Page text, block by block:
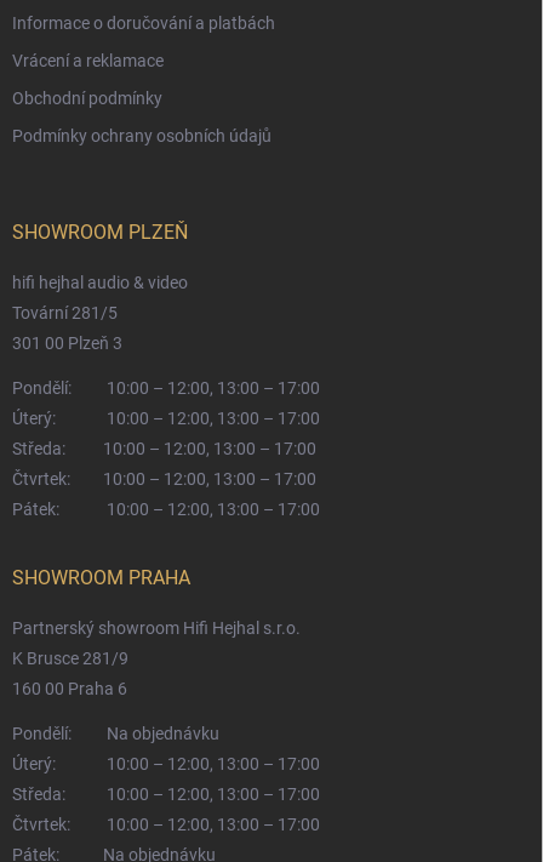
Informace o doručování a platbách
Vrácení a reklamace
Obchodní podmínky
Podmínky ochrany osobních údajů
SHOWROOM PLZEŇ
hifi hejhal audio & video
Tovární 281/5
301 00 Plzeň 3
Pondělí:
10:00 – 12:00, 13:00 – 17:00
Úterý:
10:00 – 12:00, 13:00 – 17:00
Středa:
10:00 – 12:00, 13:00 – 17:00
Čtvrtek:
10:00 – 12:00, 13:00 – 17:00
Pátek:
10:00 – 12:00, 13:00 – 17:00
SHOWROOM PRAHA
Partnerský showroom Hifi Hejhal s.r.o.
K Brusce 281/9
160 00 Praha 6
Pondělí:
Na objednávku
Úterý:
10:00 – 12:00, 13:00 – 17:00
Středa:
10:00 – 12:00, 13:00 – 17:00
Čtvrtek:
10:00 – 12:00, 13:00 – 17:00
Pátek:
Na objednávku